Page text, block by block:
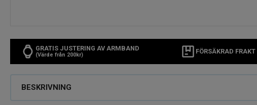
GRATIS JUSTERING AV ARMBAND
(Värde från 200kr) FÖRSÄKRAD FRAKT
BESKRIVNING